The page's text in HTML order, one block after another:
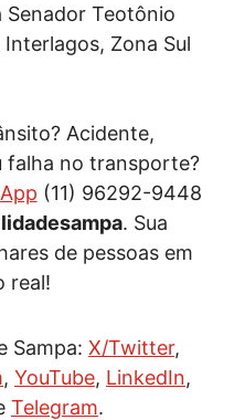
Senador Teotônio
Zona Sul
Acidente,
falha no transporte?
(11) 96292-9448
. Sua
de pessoas em
real!
Sampa: X/Twitter,
, YouTube, LinkedIn,
Telegram.